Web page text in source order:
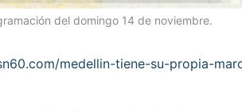
del domingo 14 de noviembre.
medellin-tiene-su-propia-